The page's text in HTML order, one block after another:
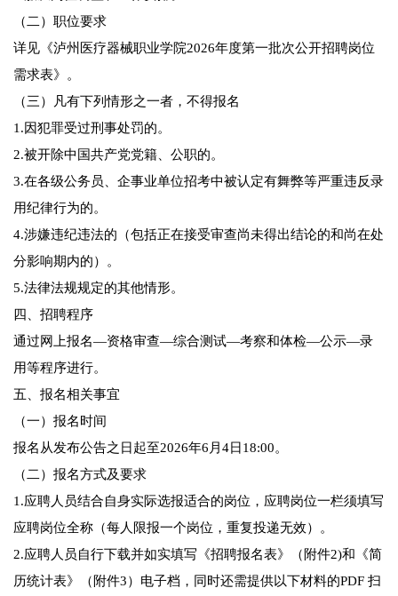
（二）职位要求
详见《泸州医疗器械职业学院2026年度第一批次公开招聘岗位
需求表》。
（三）凡有下列情形之一者，不得报名
1.因犯罪受过刑事处罚的。
2.被开除中国共产党党籍、公职的。
3.在各级公务员、企事业单位招考中被认定有舞弊等严重违反录
用纪律行为的。
4.涉嫌违纪违法的（包括正在接受审查尚未得出结论的和尚在处
分影响期内的）。
5.法律法规规定的其他情形。
四、招聘程序
通过网上报名—资格审查—综合测试—考察和体检—公示—录
用等程序进行。
五、报名相关事宜
（一）报名时间
报名从发布公告之日起至2026年6月4日18:00。
（二）报名方式及要求
1.应聘人员结合自身实际选报适合的岗位，应聘岗位一栏须填写
应聘岗位全称（每人限报一个岗位，重复投递无效）。
2.应聘人员自行下载并如实填写《招聘报名表》（附件2)和《简
历统计表》（附件3）电子档，同时还需提供以下材料的PDF 扫